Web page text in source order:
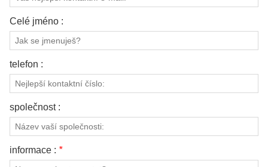
Celé jméno :
telefon :
společnost :
informace : *